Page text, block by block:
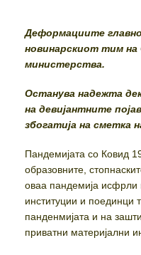
Деформациите
новинарскиот тим на
министерства.
Останува надежта
на девијантните
збогатија на сметка
Пандемијата со Ковид
образовните,
оваа пандемија исфрли
институции и поединци
панденмијата и на
приватни материјални